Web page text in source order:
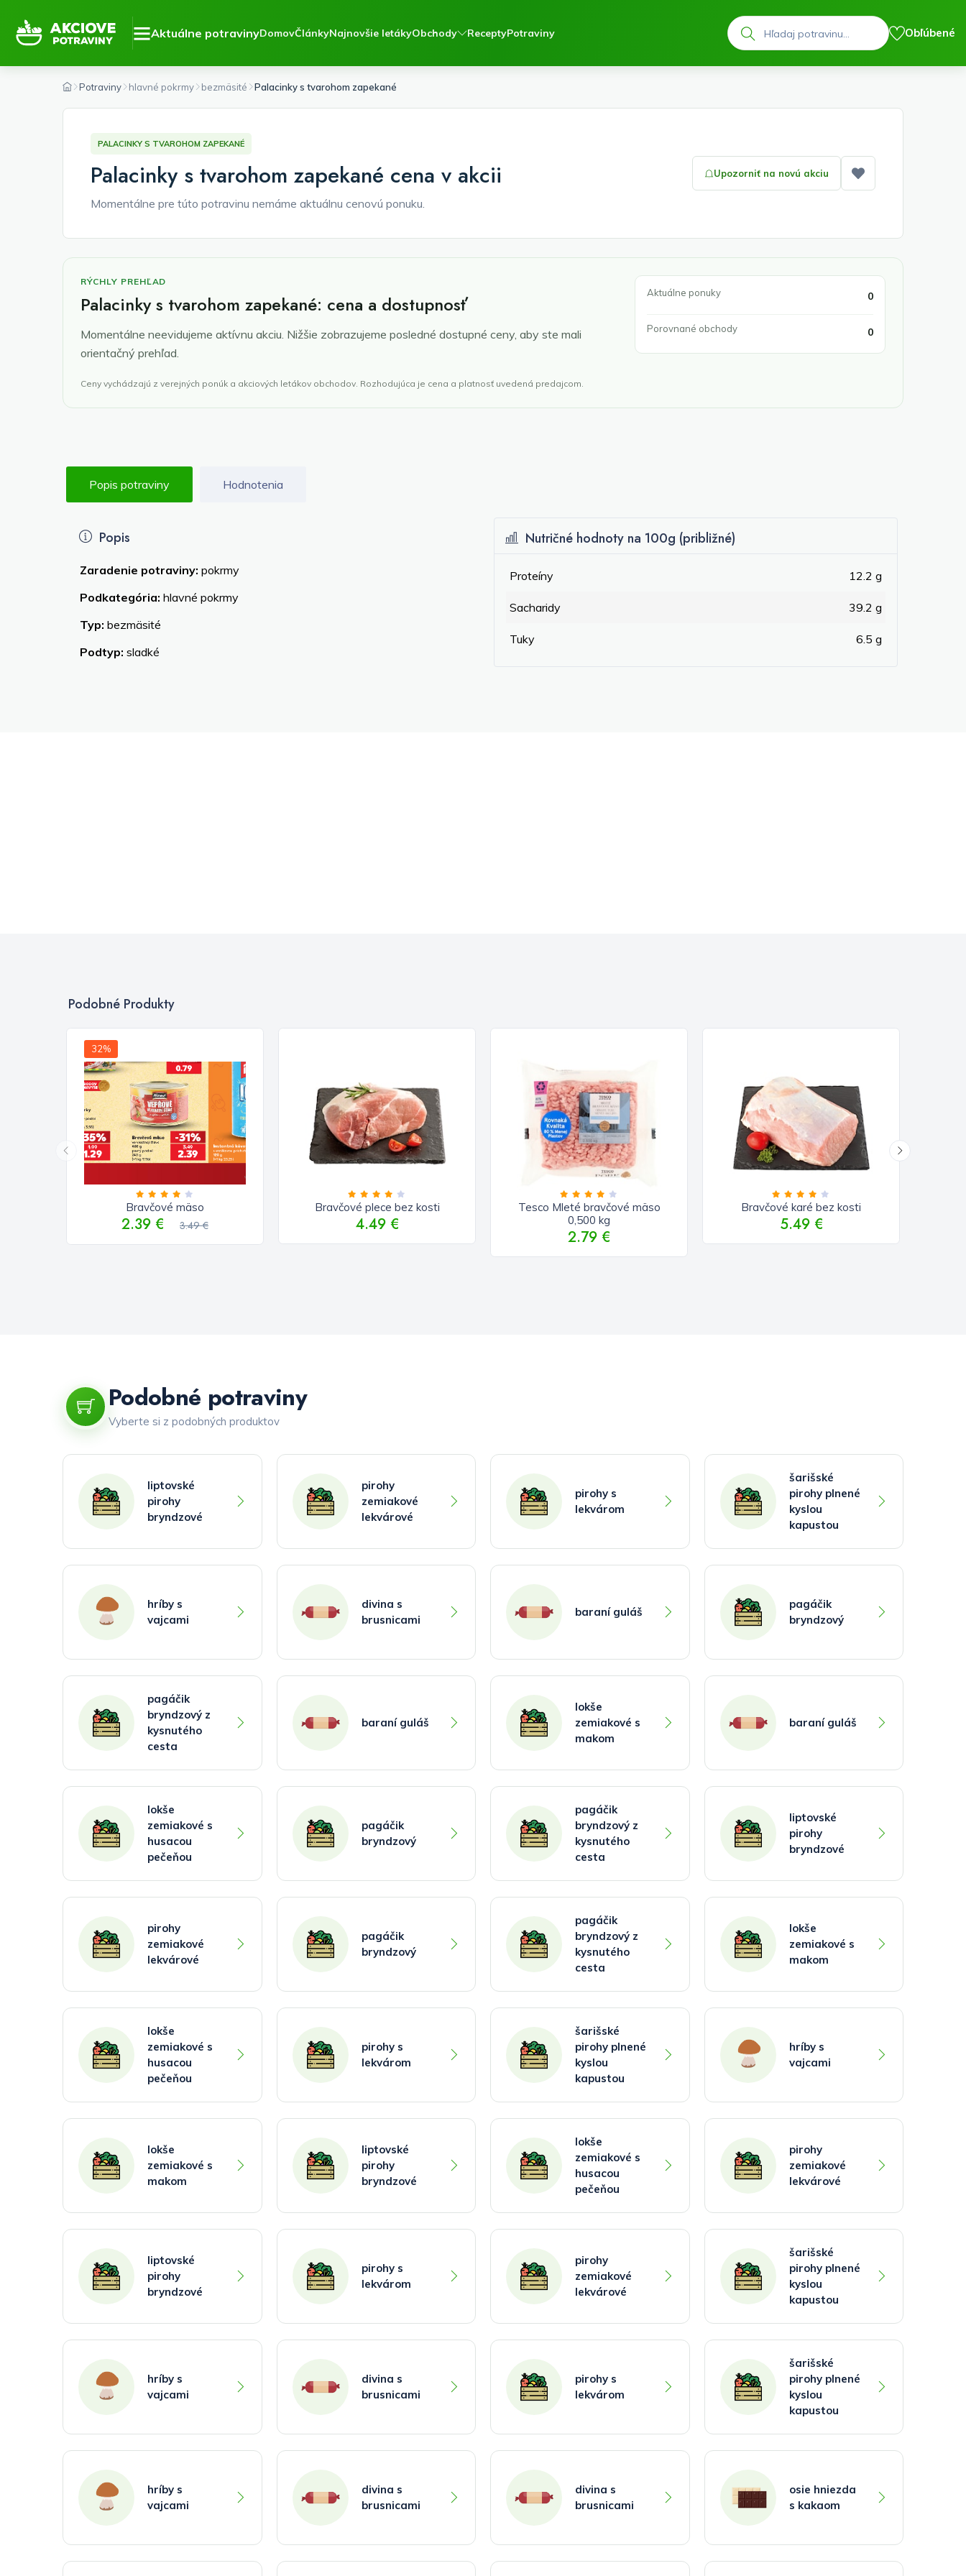
Aktuálne potravinyDomovČlánkyNajnovšie letákyObchody ReceptyPotraviny
Hľadať
Obľúbené
Potraviny hlavné pokrmy bezmäsité Palacinky s tvarohom zapekané
PALACINKY S TVAROHOM ZAPEKANÉ
Palacinky s tvarohom zapekané cena v akcii
Momentálne pre túto potravinu nemáme aktuálnu cenovú ponuku.
Upozorniť na novú akciu
Pridať medzi
RÝCHLY PREHĽAD
Palacinky s tvarohom zapekané: cena a dostupnosť
Momentálne neevidujeme aktívnu akciu. Nižšie zobrazujeme posledné dostupné ceny, aby ste mali
orientačný prehľad.
Aktuálne ponuky 0
Porovnané obchody 0
Ceny vychádzajú z verejných ponúk a akciových letákov obchodov. Rozhodujúca je cena a platnosť uvedená predajcom.
Popis potraviny Hodnotenia
Popis
Zaradenie potraviny: pokrmy
Podkategória: hlavné pokrmy
Typ: bezmäsité
Podtyp: sladké
Nutričné hodnoty na 100g (približné)
Proteíny 12.2 g
Sacharidy 39.2 g
Tuky 6.5 g
Podobné Produkty
32%
Bravčové mäso
2.39 € 3.49 €
Bravčové plece bez kosti
4.49 €
Tesco Mleté bravčové mäso
0,500 kg
2.79 €
Bravčové karé bez kosti
5.49 €
Podobné potraviny
Vyberte si z podobných produktov
liptovské
pirohy
bryndzové
pirohy
zemiakové
lekvárové
pirohy s
lekvárom
šarišské
pirohy plnené
kyslou
kapustou
hríby s
vajcami
divina s
brusnicami
baraní guláš
pagáčik
bryndzový
pagáčik
bryndzový z
kysnutého
cesta
baraní guláš
lokše
zemiakové s
makom
baraní guláš
lokše
zemiakové s
husacou
pečeňou
pagáčik
bryndzový
pagáčik
bryndzový z
kysnutého
cesta
liptovské
pirohy
bryndzové
pirohy
zemiakové
lekvárové
pagáčik
bryndzový
pagáčik
bryndzový z
kysnutého
cesta
lokše
zemiakové s
makom
lokše
zemiakové s
husacou
pečeňou
pirohy s
lekvárom
šarišské
pirohy plnené
kyslou
kapustou
hríby s
vajcami
lokše
zemiakové s
makom
liptovské
pirohy
bryndzové
lokše
zemiakové s
husacou
pečeňou
pirohy
zemiakové
lekvárové
liptovské
pirohy
bryndzové
pirohy s
lekvárom
pirohy
zemiakové
lekvárové
šarišské
pirohy plnené
kyslou
kapustou
hríby s
vajcami
divina s
brusnicami
pirohy s
lekvárom
šarišské
pirohy plnené
kyslou
kapustou
hríby s
vajcami
divina s
brusnicami
divina s
brusnicami
osie hniezda
s kakaom